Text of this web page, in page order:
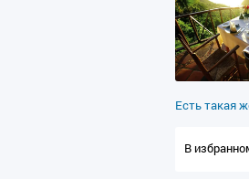
Есть такая
В